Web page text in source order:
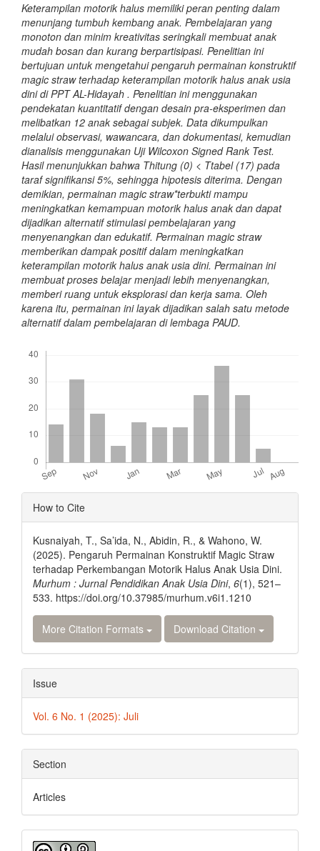
Keterampilan motorik halus memiliki peran penting dalam
menunjang tumbuh kembang anak. Pembelajaran yang
monoton dan minim kreativitas seringkali membuat anak
mudah bosan dan kurang berpartisipasi. Penelitian ini
bertujuan untuk mengetahui pengaruh permainan konstruktif
magic straw terhadap keterampilan motorik halus anak usia
dini di PPT AL-Hidayah . Penelitian ini menggunakan
pendekatan kuantitatif dengan desain pra-eksperimen dan
melibatkan 12 anak sebagai subjek. Data dikumpulkan
melalui observasi, wawancara, dan dokumentasi, kemudian
dianalisis menggunakan Uji Wilcoxon Signed Rank Test.
Hasil menunjukkan bahwa Thitung (0) < Ttabel (17) pada
taraf signifikansi 5%, sehingga hipotesis diterima. Dengan
demikian, permainan magic straw*terbukti mampu
meningkatkan kemampuan motorik halus anak dan dapat
dijadikan alternatif stimulasi pembelajaran yang
menyenangkan dan edukatif. Permainan magic straw
memberikan dampak positif dalam meningkatkan
keterampilan motorik halus anak usia dini. Permainan ini
membuat proses belajar menjadi lebih menyenangkan,
memberi ruang untuk eksplorasi dan kerja sama. Oleh
karena itu, permainan ini layak dijadikan salah satu metode
alternatif dalam pembelajaran di lembaga PAUD.
Article
Details
How to Cite
Kusnaiyah, T., Sa’ida, N., Abidin, R., & Wahono, W.
(2025). Pengaruh Permainan Konstruktif Magic Straw
terhadap Perkembangan Motorik Halus Anak Usia Dini.
Murhum : Jurnal Pendidikan Anak Usia Dini, 6(1), 521–
533. https://doi.org/10.37985/murhum.v6i1.1210
More Citation Formats Download Citation
Issue
Vol. 6 No. 1 (2025): Juli
Section
Articles